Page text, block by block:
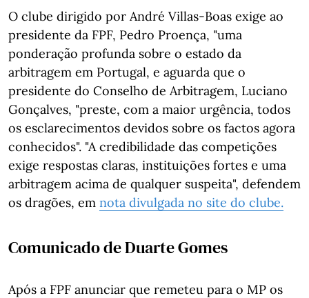
O clube dirigido por André Villas-Boas exige ao
presidente da FPF, Pedro Proença, "uma
ponderação profunda sobre o estado da
arbitragem em Portugal, e aguarda que o
presidente do Conselho de Arbitragem, Luciano
Gonçalves, "preste, com a maior urgência, todos
os esclarecimentos devidos sobre os factos agora
conhecidos". "A credibilidade das competições
exige respostas claras, instituições fortes e uma
arbitragem acima de qualquer suspeita", defendem
os dragões, em nota divulgada no site do clube.
Comunicado de Duarte Gomes
Após a FPF anunciar que remeteu para o MP os